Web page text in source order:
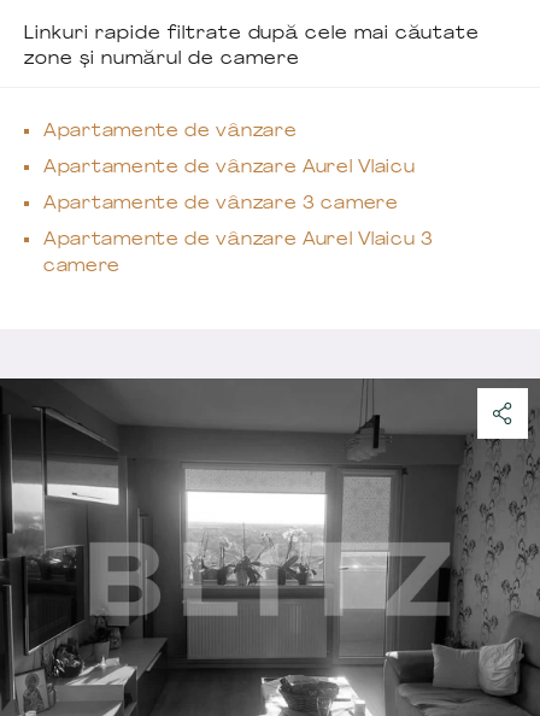
Linkuri rapide filtrate după cele mai căutate
zone și numărul de camere
Apartamente de vânzare
Apartamente de vânzare Aurel Vlaicu
Apartamente de vânzare 3 camere
Apartamente de vânzare Aurel Vlaicu 3
camere